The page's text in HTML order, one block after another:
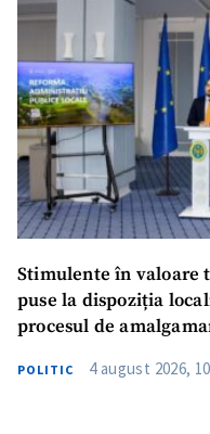
Stimulente în valoare
puse la dispoziția
procesul de
POLITIC 4 august 2026,